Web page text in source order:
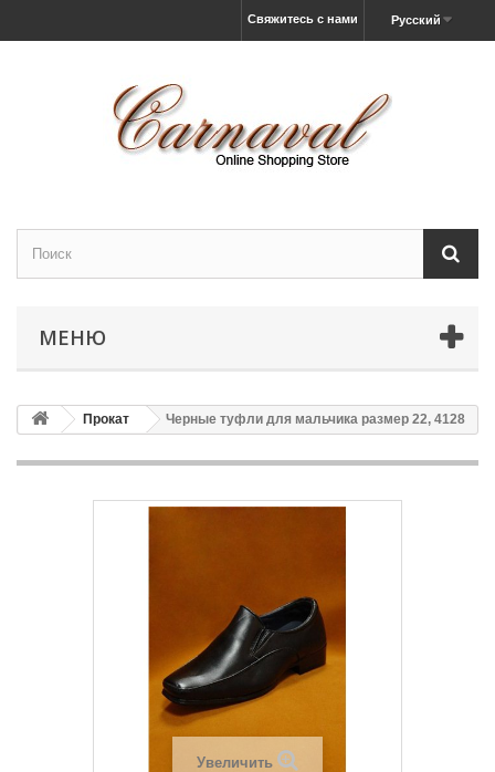
Русский
Свяжитесь с нами
МЕНЮ
Прокат Черные туфли для мальчика размер 22, 4128
Увеличить